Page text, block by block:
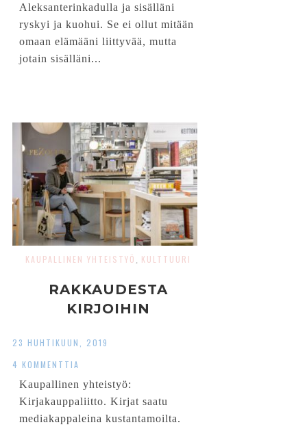
Aleksanterinkadulla ja sisälläni
ryskyi ja kuohui. Se ei ollut mitään
omaan elämääni liittyvää, mutta
jotain sisälläni...
KAUPALLINEN YHTEISTYÖ KULTTUURI
RAKKAUDESTA
KIRJOIHIN
23 HUHTIKUUN, 2019
4 KOMMENTTIA
Kaupallinen yhteistyö:
Kirjakauppaliitto. Kirjat saatu
mediakappaleina kustantamoilta.